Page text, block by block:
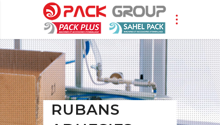
RUBANS